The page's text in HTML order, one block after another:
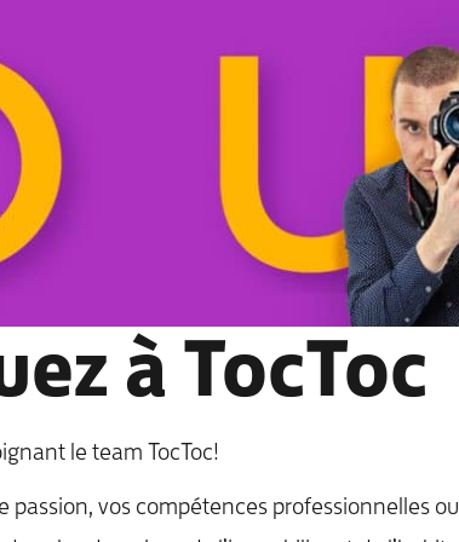
à TocToc
le team TocToc!
passion, vos compétences professionnelles ou